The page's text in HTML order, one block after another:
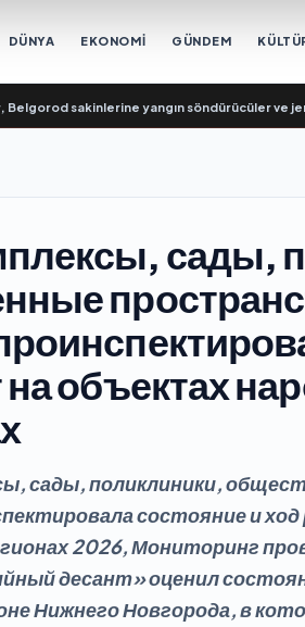
DÜNYA EKONOMİ GÜNDEM
sakinlerine yangın söndürücüler ve
сады,
на объектах
сады, поликлиники,
состояние и
2026, Мониторинг
десант» оценил
Нижнего Новгорода, в